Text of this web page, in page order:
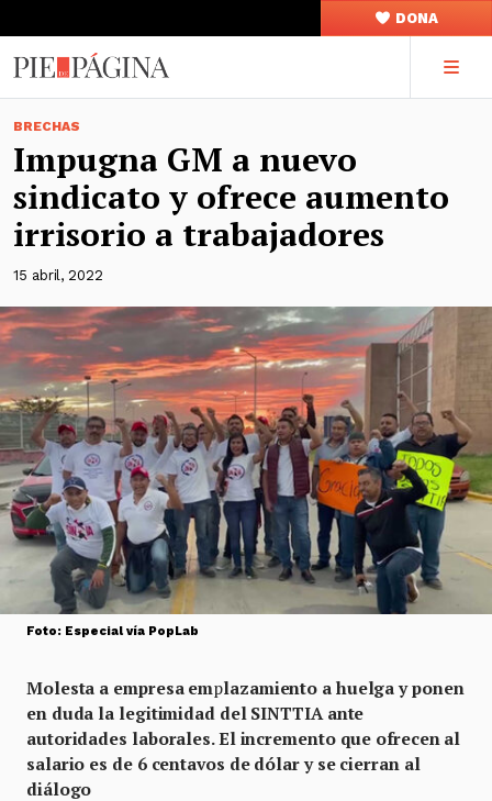
DONA
BRECHAS
Impugna GM a nuevo
sindicato y ofrece aumento
irrisorio a trabajadores
15 abril, 2022
Foto: Especial vía PopLab
Molesta a empresa emplazamiento a huelga y ponen
en duda la legitimidad del SINTTIA ante
autoridades laborales. El incremento que ofrecen al
salario es de 6 centavos de dólar y se cierran al
diálogo